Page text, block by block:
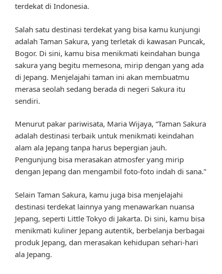
terdekat di Indonesia.
Salah satu destinasi terdekat yang bisa kamu kunjungi
adalah Taman Sakura, yang terletak di kawasan Puncak,
Bogor. Di sini, kamu bisa menikmati keindahan bunga
sakura yang begitu memesona, mirip dengan yang ada
di Jepang. Menjelajahi taman ini akan membuatmu
merasa seolah sedang berada di negeri Sakura itu
sendiri.
Menurut pakar pariwisata, Maria Wijaya, “Taman Sakura
adalah destinasi terbaik untuk menikmati keindahan
alam ala Jepang tanpa harus bepergian jauh.
Pengunjung bisa merasakan atmosfer yang mirip
dengan Jepang dan mengambil foto-foto indah di sana.”
Selain Taman Sakura, kamu juga bisa menjelajahi
destinasi terdekat lainnya yang menawarkan nuansa
Jepang, seperti Little Tokyo di Jakarta. Di sini, kamu bisa
menikmati kuliner Jepang autentik, berbelanja berbagai
produk Jepang, dan merasakan kehidupan sehari-hari
ala Jepang.